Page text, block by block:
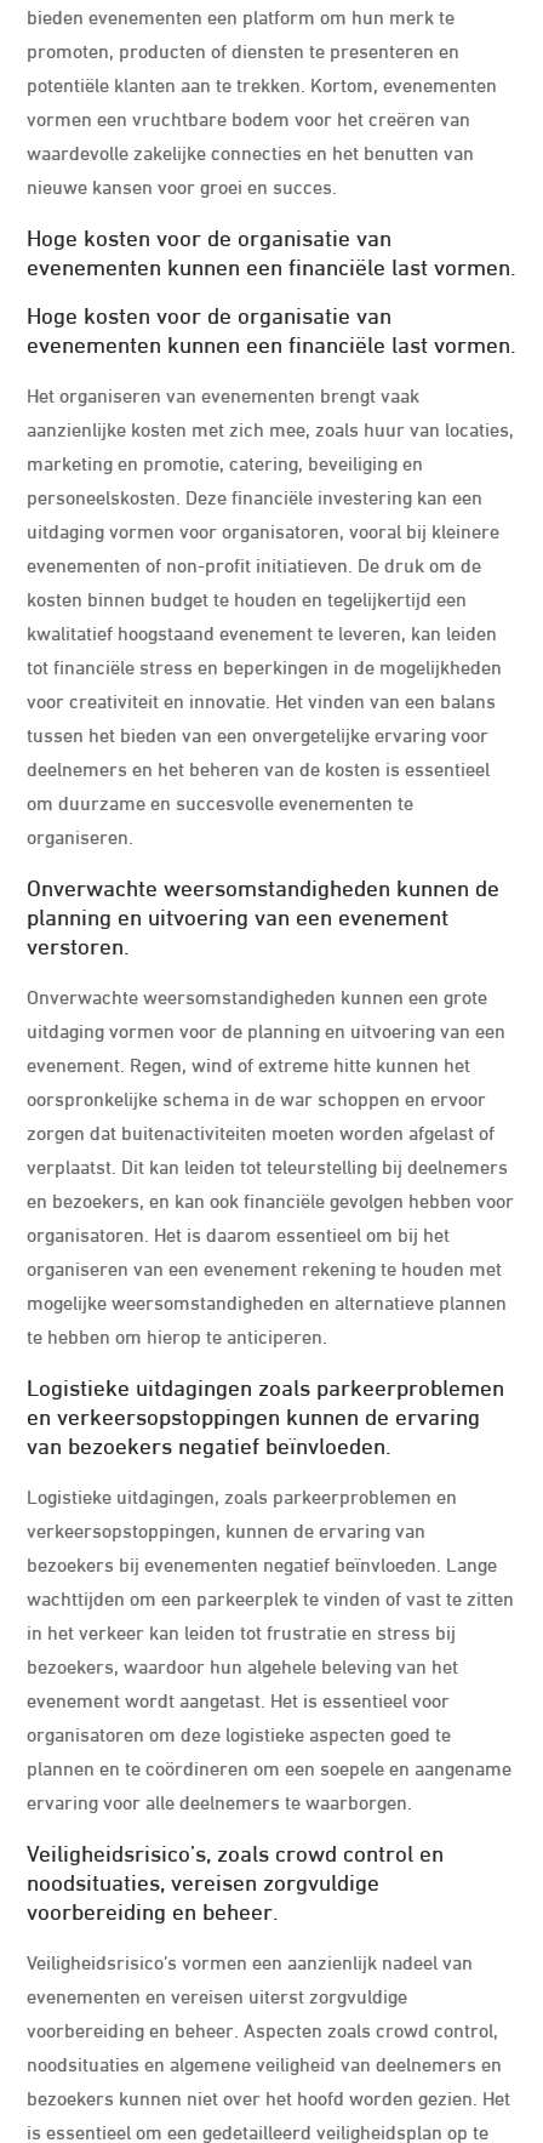
bieden evenementen een platform om hun merk te
promoten, producten of diensten te presenteren en
potentiële klanten aan te trekken. Kortom, evenementen
vormen een vruchtbare bodem voor het creëren van
waardevolle zakelijke connecties en het benutten van
nieuwe kansen voor groei en succes.
Hoge kosten voor de organisatie van
evenementen kunnen een financiële last vormen.
Hoge kosten voor de organisatie van
evenementen kunnen een financiële last vormen.
Het organiseren van evenementen brengt vaak
aanzienlijke kosten met zich mee, zoals huur van locaties,
marketing en promotie, catering, beveiliging en
personeelskosten. Deze financiële investering kan een
uitdaging vormen voor organisatoren, vooral bij kleinere
evenementen of non-profit initiatieven. De druk om de
kosten binnen budget te houden en tegelijkertijd een
kwalitatief hoogstaand evenement te leveren, kan leiden
tot financiële stress en beperkingen in de mogelijkheden
voor creativiteit en innovatie. Het vinden van een balans
tussen het bieden van een onvergetelijke ervaring voor
deelnemers en het beheren van de kosten is essentieel
om duurzame en succesvolle evenementen te
organiseren.
Onverwachte weersomstandigheden kunnen de
planning en uitvoering van een evenement
verstoren.
Onverwachte weersomstandigheden kunnen een grote
uitdaging vormen voor de planning en uitvoering van een
evenement. Regen, wind of extreme hitte kunnen het
oorspronkelijke schema in de war schoppen en ervoor
zorgen dat buitenactiviteiten moeten worden afgelast of
verplaatst. Dit kan leiden tot teleurstelling bij deelnemers
en bezoekers, en kan ook financiële gevolgen hebben voor
organisatoren. Het is daarom essentieel om bij het
organiseren van een evenement rekening te houden met
mogelijke weersomstandigheden en alternatieve plannen
te hebben om hierop te anticiperen.
Logistieke uitdagingen zoals parkeerproblemen
en verkeersopstoppingen kunnen de ervaring
van bezoekers negatief beïnvloeden.
Logistieke uitdagingen, zoals parkeerproblemen en
verkeersopstoppingen, kunnen de ervaring van
bezoekers bij evenementen negatief beïnvloeden. Lange
wachttijden om een parkeerplek te vinden of vast te zitten
in het verkeer kan leiden tot frustratie en stress bij
bezoekers, waardoor hun algehele beleving van het
evenement wordt aangetast. Het is essentieel voor
organisatoren om deze logistieke aspecten goed te
plannen en te coördineren om een soepele en aangename
ervaring voor alle deelnemers te waarborgen.
Veiligheidsrisico’s, zoals crowd control en
noodsituaties, vereisen zorgvuldige
voorbereiding en beheer.
Veiligheidsrisico’s vormen een aanzienlijk nadeel van
evenementen en vereisen uiterst zorgvuldige
voorbereiding en beheer. Aspecten zoals crowd control,
noodsituaties en algemene veiligheid van deelnemers en
bezoekers kunnen niet over het hoofd worden gezien. Het
is essentieel om een gedetailleerd veiligheidsplan op te